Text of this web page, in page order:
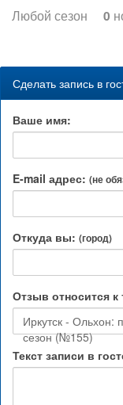
Любой сезон 0
Сделать запись в
Ваше имя:
E-mail адрес: (не
Откуда вы: (город)
Отзыв относится к
Иркутск - Ольхон:
сезон (№155)
Текст записи в